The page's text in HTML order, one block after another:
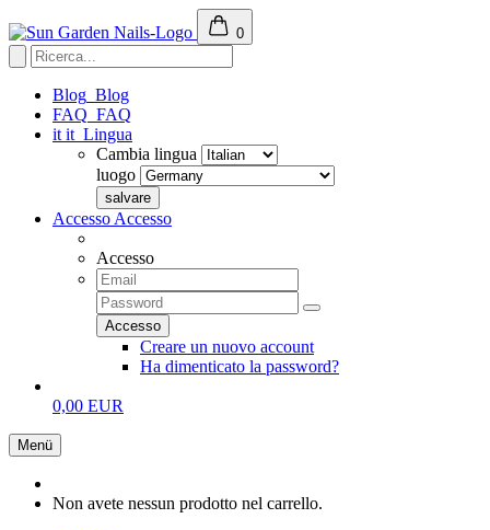
0
Blog Blog
FAQ FAQ
it it Lingua
Cambia lingua
luogo
Accesso Accesso
Accesso
Creare un nuovo account
Ha dimenticato la password?
0,00 EUR
Menü
Non avete nessun prodotto nel carrello.